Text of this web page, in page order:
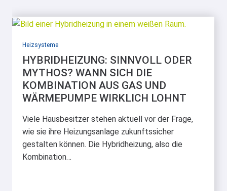
Heizsysteme
HYBRIDHEIZUNG: SINNVOLL ODER
MYTHOS? WANN SICH DIE
KOMBINATION AUS GAS UND
WÄRMEPUMPE WIRKLICH LOHNT
Viele Hausbesitzer stehen aktuell vor der Frage,
wie sie ihre Heizungsanlage zukunftssicher
gestalten können. Die Hybridheizung, also die
Kombination…